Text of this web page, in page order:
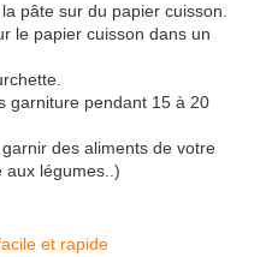
pâte sur du papier cuisson.
le papier cuisson dans un
garniture pendant 15 à 20
des aliments de votre
aux légumes..)